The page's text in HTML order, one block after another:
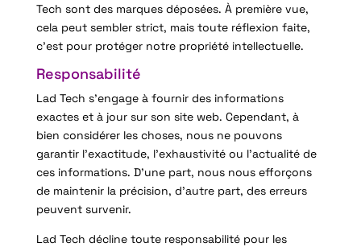
Tech sont des marques déposées. À première vue,
cela peut sembler strict, mais toute réflexion faite,
c’est pour protéger notre propriété intellectuelle.
Responsabilité
Lad Tech s’engage à fournir des informations
exactes et à jour sur son site web. Cependant, à
bien considérer les choses, nous ne pouvons
garantir l’exactitude, l’exhaustivité ou l’actualité de
ces informations. D’une part, nous nous efforçons
de maintenir la précision, d’autre part, des erreurs
peuvent survenir.
Lad Tech décline toute responsabilité pour les